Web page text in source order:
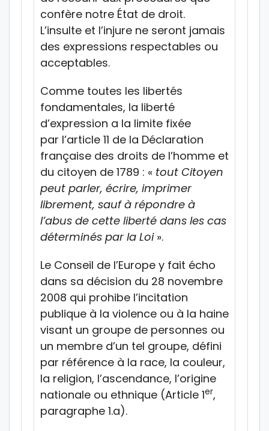
confère notre État de droit.
L’insulte et l’injure ne seront jamais
des expressions respectables ou
acceptables.
Comme toutes les libertés
fondamentales, la liberté
d’expression a la limite fixée
par l’article 11 de la Déclaration
française des droits de l’homme et
du citoyen de 1789 : « tout Citoyen
peut parler, écrire, imprimer
librement, sauf à répondre à
l’abus de cette liberté dans les cas
déterminés par la Loi ».
Le Conseil de l’Europe y fait écho
dans sa décision du 28 novembre
2008 qui prohibe l’incitation
publique à la violence ou à la haine
visant un groupe de personnes ou
un membre d’un tel groupe, défini
par référence à la race, la couleur,
la religion, l’ascendance, l’origine
nationale ou ethnique (Article 1er,
paragraphe 1.a).